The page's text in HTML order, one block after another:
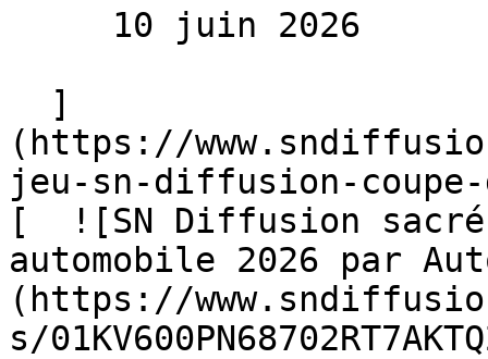
(https://
jeu-sn-diffusion-coupe-
[  ![SN Diffusion
automobile 2026 par
(https://
s/